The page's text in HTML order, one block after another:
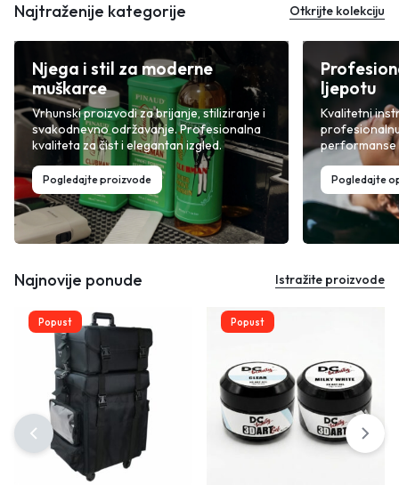
Najtraženije kategorije Otkrijte kolekciju
Njega i stil za moderne
muškarce
Vrhunski proizvodi za brijanje, stiliziranje i
svakodnevno održavanje. Profesionalna
kvaliteta za čist i elegantan izgled.
Pogledajte proizvode
ljepotu
Kvalitetni
performanse
Pogledajte
Najnovije ponude Istražite proizvode
Popust Popust